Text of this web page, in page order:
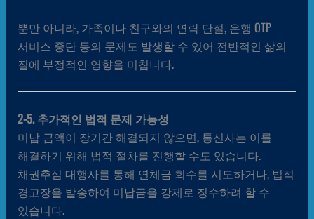
뿐만 아니라, 가족이나 친구와의 연락 단절, 은행 OTP
서비스 중단 등의 문제도 발생할 수 있어 전반적인 삶의
질에 부정적인 영향을 미칩니다.
2-5. 추가적인 법적 문제 가능성
미납 금액이 장기간 해결되지 않으면, 통신사는 이를
해결하기 위해 법적 절차를 진행할 수도 있습니다.
채권추심 대행사를 통해 연체금 회수를 시도하거나, 법적
경고장을 발송하여 미납금을 강제로 징수하려 할 수
있습니다.